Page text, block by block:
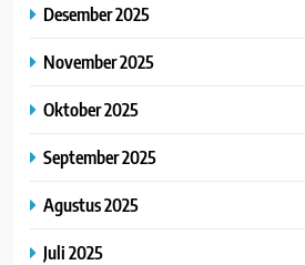
Desember 2025
November 2025
Oktober 2025
September 2025
Agustus 2025
Juli 2025